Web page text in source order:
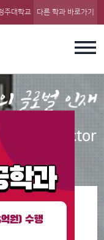
주대학교 다른 학과 바로가기